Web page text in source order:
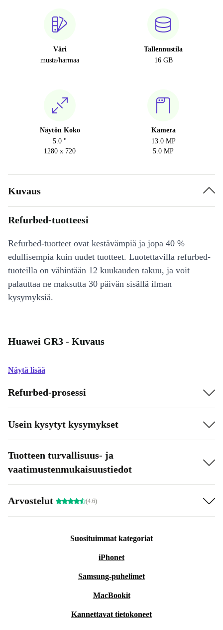
Väri
musta/harmaa
Tallennustila
16 GB
Näytön Koko
5.0 "
1280 x 720
Kamera
13.0 MP
5.0 MP
Kuvaus
Refurbed-tuotteesi
Refurbed-tuotteet ovat kestävämpiä ja jopa 40 %
edullisempia kuin uudet tuotteet. Luotettavilla refurbed-
tuoteilla on vähintään 12 kuukauden takuu, ja voit
palauttaa ne maksutta 30 päivän sisällä ilman
kysymyksiä.
Huawei GR3 - Kuvaus
Näytä lisää
Refurbed-prosessi
Usein kysytyt kysymykset
Tuotteen turvallisuus- ja
vaatimustenmukaisuustiedot
Arvostelut (4.6)
Suosituimmat kategoriat
iPhonet
Samsung-puhelimet
MacBookit
Kannettavat tietokoneet